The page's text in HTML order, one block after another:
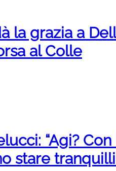
la grazia a
al Colle
“Agi?
stare